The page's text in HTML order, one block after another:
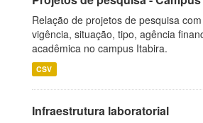
Relação de projetos de pesquisa
vigência, situação, tipo, agência
acadêmica no campus Itabira.
CSV
Infraestrutura laboratorial